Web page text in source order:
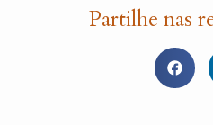
Partilhe nas